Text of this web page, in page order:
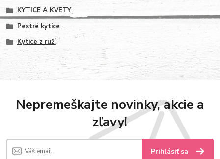
KYTICE A KVETY
Pestré kytice
Kytice z ruží
Nepremeškajte novinky, akcie a
zľavy!
Prihlásiť sa